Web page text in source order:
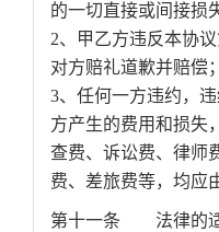
的一切直接或间接损
2、甲乙方违反本协
对方赔礼道歉并赔偿；
3、任何一方违约，
方产生的费用和损失
查费、诉讼费、律师
费、差旅费等，均应
第十一条 法律的适